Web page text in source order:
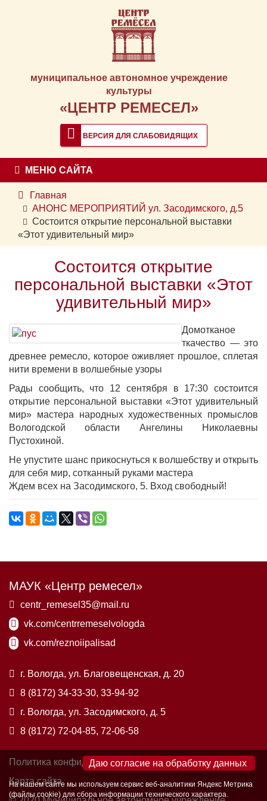
муниципальное автономное учреждение
культуры
«ЦЕНТР РЕМЕСЕЛ»
ВЕРСИЯ ДЛЯ СЛАБОВИДЯЩИХ
МЕНЮ САЙТА
Главная
АНОНС МЕРОПРИЯТИЙ ул. Засодимского, д.5
Состоится открытие персональной выставки
«Этот удивительный мир»
Состоится открытие
персональной выставки «Этот
удивительный мир»
Домотканое
ткачество — это
древнее ремесло, которое оживляет прошлое, сплетая
нити времени в волшебные узоры
Рады сообщить, что 12 сентября в 17:30 состоится
открытие персональной выставки «Этот удивительный
мир» мастера народных художественных промыслов
Вологодской области Ангелины Николаевны
Пустохиной.
Не упустите шанс прикоснуться к волшебству и открыть
для себя мир, сотканный руками мастера
Ждем всех на Засодимского, 5. Вход свободный!
На нашем сайте мы используем сервис веб-аналитики Яндекс Метрика
(файлы cookie) для сбора информации технического характера.
МАУК «Центр ремесел»
centr_remesel35@mail.ru
vk.com/centrremeselvologda
vk.com/reznoiipalisad
г. Вологда, ул. Благовещенская, д. 20
8 (8172) 34-33-30, 33-94-92
г. Вологда, ул. Засодимского, д. 5
8 (8172) 72-04-85, 72-06-58
Политика конфиденциальности
Карта сайта